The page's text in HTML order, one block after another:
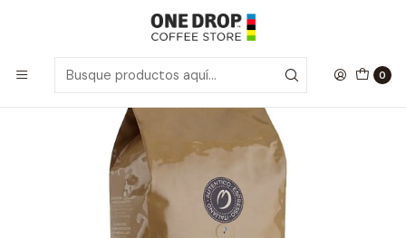
0
Café Grano Entero Café Grano Entero BRIO 1kg.